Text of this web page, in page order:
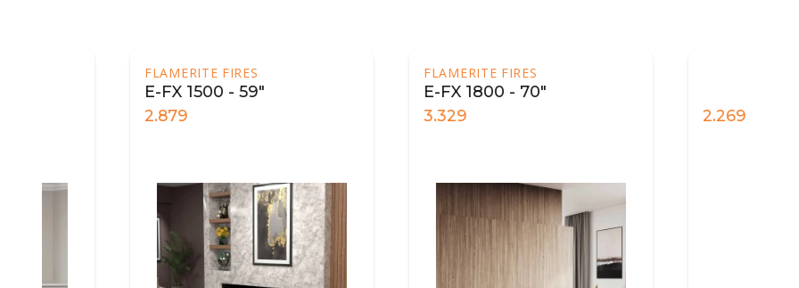
FLAMERITE FIRES
E-FX 1500 - 59"
FLAMERITE FIRES
E-FX 1800 - 70"